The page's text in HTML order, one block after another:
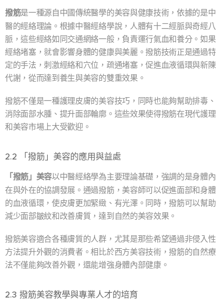
撥筋是一種源自中國傳統醫學的美容與健康技術，依據的是中
醫的經絡理論。根據中醫經絡學說，人體有十二經脈與奇經八
脈，這些經絡如同交通網絡一般，負責運行氣血和養分。如果
經絡堵塞，就會影響身體的健康與美麗。撥筋技術正是通過特
定的手法，刺激經絡和穴位，疏通堵塞，促進血液循環與新陳
代謝，從而達到養生與美容的雙重效果。
撥筋不僅是一種護理皮膚的美容技巧，同時也能夠幫助排毒、
消除面部水腫、提升面部輪廓。這些效果使得撥筋在現代護理
和美容市場上大受歡迎。
2.2 「撥筋」美容的應用與益處
「撥筋」美容以中醫經絡學為主要理論基礎，強調的是身體內
在與外在的協調發展。通過撥筋，美容師可以促進面部和身體
的血液循環，使皮膚更加緊緻、有光澤。同時，撥筋可以幫助
減少面部皺紋和改善膚質，達到自然的美容效果。
撥筋美容適合各種膚質的人群，尤其是那些希望通過非侵入性
方法提升外觀的消費者。相比於西方美容技術，撥筋的自然療
法不僅能夠改善外觀，還能增強身體內部健康。
2.3 撥筋美容教學與專業人才的培育